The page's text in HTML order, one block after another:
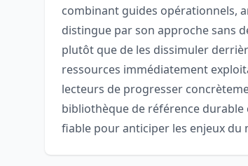
combinant guides opérationnels,
distingue par son approche sans
plutôt que de les dissimuler
ressources immédiatement
lecteurs de progresser
bibliothèque de référence
fiable pour anticiper les enjeux du